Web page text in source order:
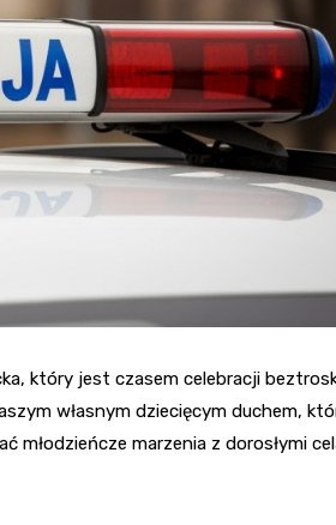
który jest czasem celebracji
własnym dziecięcym duchem,
marzenia z dorosłymi